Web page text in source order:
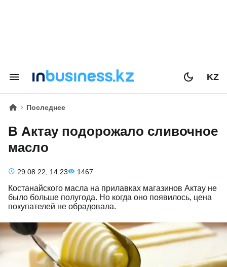
KZ
Последнее
В Актау подорожало сливочное
масло
29.08.22, 14:23 1467
​Костанайского масла на прилавках магазинов Актау не
было больше полугода. Но когда оно появилось, цена
покупателей не обрадовала.